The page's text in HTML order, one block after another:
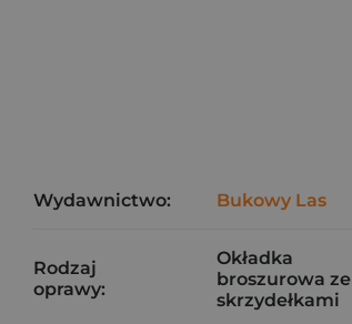
Wydawnictwo: Bukowy Las
Rodzaj
oprawy:
Okładka
broszurowa ze
skrzydełkami